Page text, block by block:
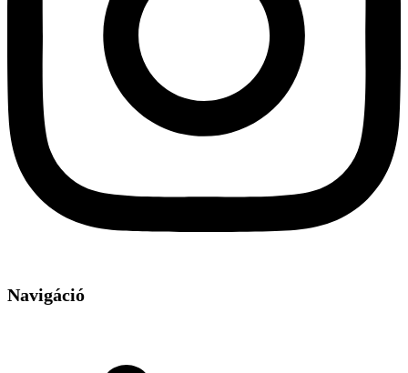
Navigáció